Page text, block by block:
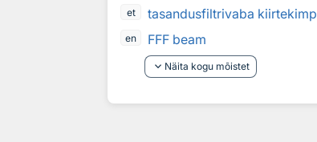
et
tasandusfiltrivaba kiirtekimp
en
FFF beam
keyboard_arrow_down Näita kogu mõistet